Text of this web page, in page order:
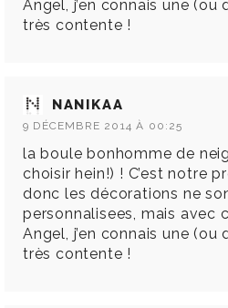
Angel, j’en connais une (ou
très contente !
NANIKAA
9 DÉCEMBRE 2014 À 00:25
la boule bonhomme de
choisir hein!) ! C’est notre
donc les décorations ne
personnalisees, mais avec
Angel, j’en connais une (ou
très contente !